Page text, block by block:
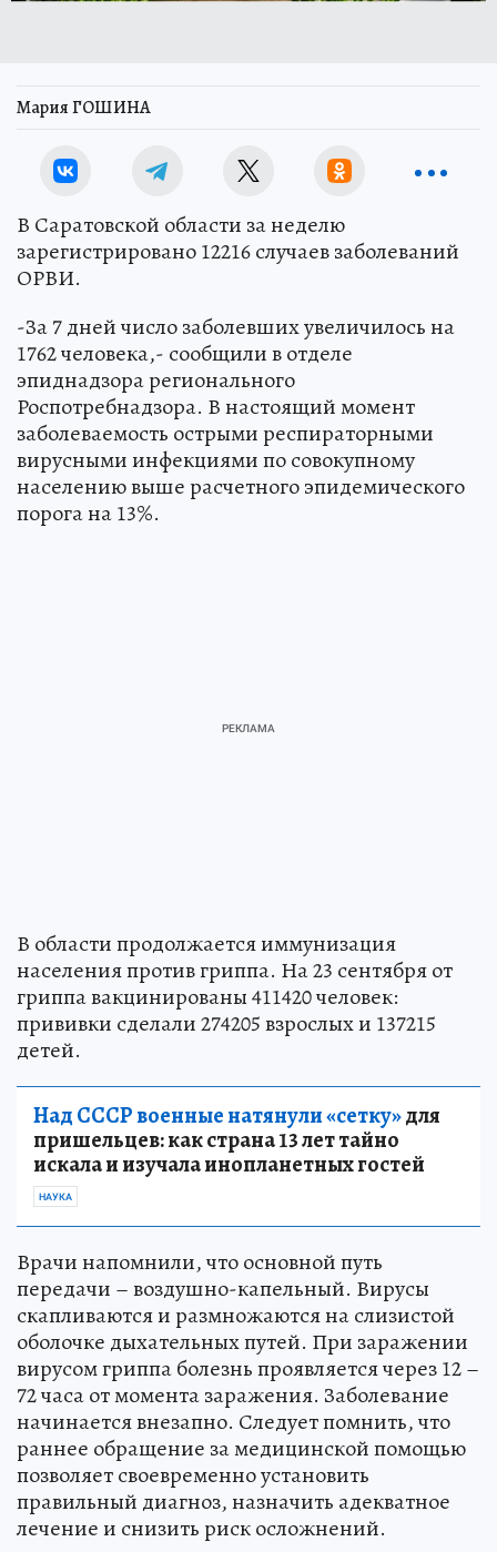
Мария ГОШИНА
В Саратовской области за неделю
зарегистрировано 12216 случаев заболеваний
ОРВИ.
-За 7 дней число заболевших увеличилось на
1762 человека,- сообщили в отделе
эпиднадзора регионального
Роспотребнадзора. В настоящий момент
заболеваемость острыми респираторными
вирусными инфекциями по совокупному
населению выше расчетного эпидемического
порога на 13%.
В области продолжается иммунизация
населения против гриппа. На 23 сентября от
гриппа вакцинированы 411420 человек:
прививки сделали 274205 взрослых и 137215
детей.
Над СССР военные натянули «сетку»для
пришельцев: как страна 13 лет тайно
искала и изучала инопланетных гостей
НАУКА
Врачи напомнили, что основной путь
передачи – воздушно-капельный. Вирусы
скапливаются и размножаются на слизистой
оболочке дыхательных путей. При заражении
вирусом гриппа болезнь проявляется через 12 –
72 часа от момента заражения. Заболевание
начинается внезапно. Следует помнить, что
раннее обращение за медицинской помощью
позволяет своевременно установить
правильный диагноз, назначить адекватное
лечение и снизить риск осложнений.